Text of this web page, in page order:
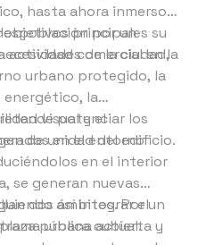
hasta ahora inmerso
por un
actividad comercial en la
principales su
de la ciudad,
urbano protegido, la
la
visual y el
de unidad del edificio.
potenciar los
en el entorno
en el interior
se generan nuevas
así integrar el
urbana actual.
dos ámbitos. Por un
pública cubierta y